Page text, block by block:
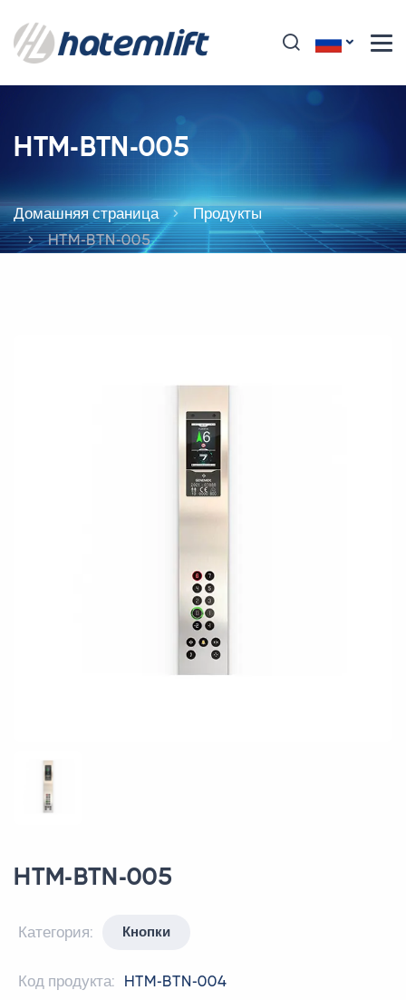
HTM-BTN-005
Домашняя страница
Продукты
HTM-BTN-005
HTM-BTN-005
Категория: Кнопки
Код продукта: HTM-BTN-004